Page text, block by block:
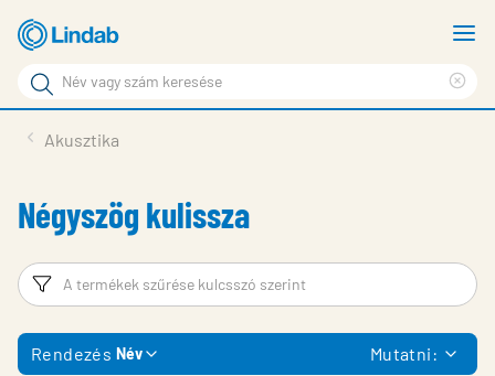
tartalomhoz
Keresési
kifejezés
Oldalak
keresése
Támogatás
Lindabról
Fenntarthatóság
Kapcsolat
Akusztika
Négyszög kulissza
Szűrő
Rendezés Név Mutatni: